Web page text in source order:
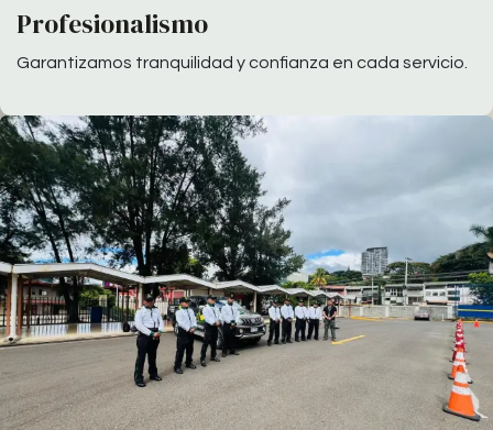
Profesionalismo
Garantizamos tranquilidad y confianza en cada servicio.